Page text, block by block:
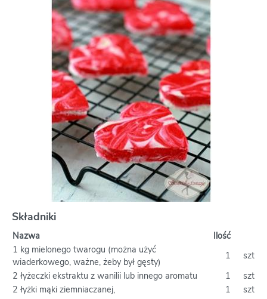
Składniki
Nazwa
Ilość
1 kg mielonego twarogu (można użyć
wiaderkowego, ważne, żeby był gęsty)
1
szt
2 łyżeczki ekstraktu z wanilii lub innego aromatu
1
szt
2 łyżki mąki ziemniaczanej,
1
szt